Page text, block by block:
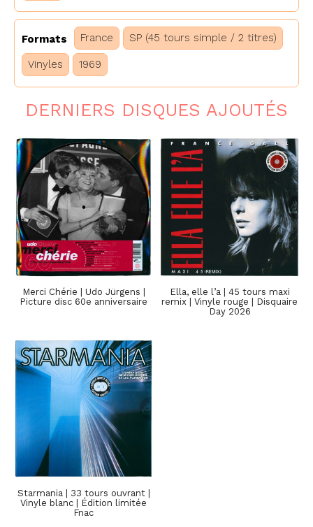
Formats France SP (45 tours simple / 2 titres)
Vinyles 1969
DERNIERS DISQUES AJOUTÉS
Merci Chérie | Udo Jürgens |
Picture disc 60e anniversaire
Ella, elle l’a | 45 tours maxi
remix | Vinyle rouge | Disquaire
Day 2026
Starmania | 33 tours ouvrant |
Vinyle blanc | Édition limitée
Fnac